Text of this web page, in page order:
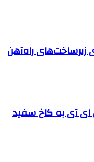
زیرساخت‌های راه‌آهن
ای آی به کاخ سفید